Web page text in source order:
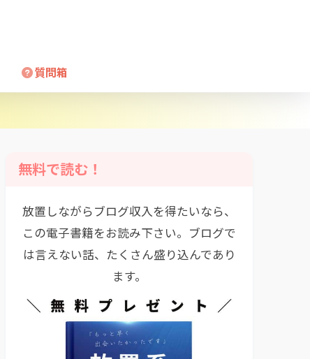
質問箱
無料で読む！
放置しながらブログ収入を得たいなら、
この電子書籍をお読み下さい。ブログで
は言えない話、たくさん盛り込んであり
ます。